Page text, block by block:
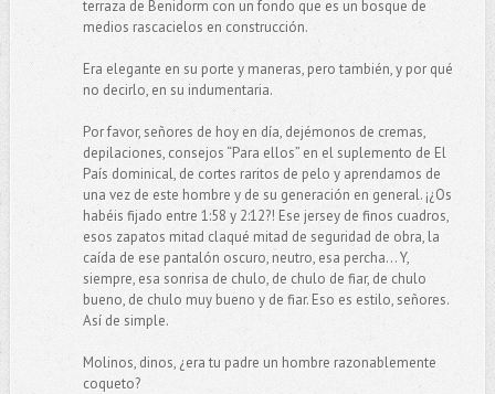
terraza de Benidorm con un fondo que es un bosque de
medios rascacielos en construcción.
Era elegante en su porte y maneras, pero también, y por qué
no decirlo, en su indumentaria.
Por favor, señores de hoy en día, dejémonos de cremas,
depilaciones, consejos “Para ellos” en el suplemento de El
País dominical, de cortes raritos de pelo y aprendamos de
una vez de este hombre y de su generación en general. ¡¿Os
habéis fijado entre 1:58 y 2:12?! Ese jersey de finos cuadros,
esos zapatos mitad claqué mitad de seguridad de obra, la
caída de ese pantalón oscuro, neutro, esa percha… Y,
siempre, esa sonrisa de chulo, de chulo de fiar, de chulo
bueno, de chulo muy bueno y de fiar. Eso es estilo, señores.
Así de simple.
Molinos, dinos, ¿era tu padre un hombre razonablemente
coqueto?